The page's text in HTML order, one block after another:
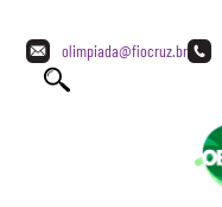
olimpiada@fiocruz.br